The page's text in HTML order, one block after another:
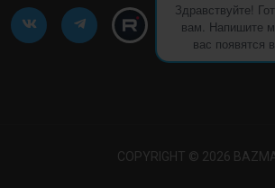
Здравствуйте!
вам. Напишите
вас появятся
COPYRIGHT © 2026